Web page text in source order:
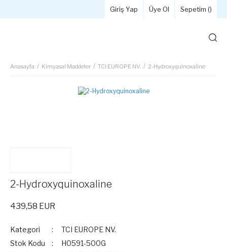
Giriş Yap Üye Ol Sepetim ()
Anasayfa Kimyasal Maddeler TCI EUROPE NV. 2-Hydroxyquinoxaline
2-Hydroxyquinoxaline
439,58 EUR
Kategori
TCI EUROPE NV.
Stok Kodu
H0591-500G